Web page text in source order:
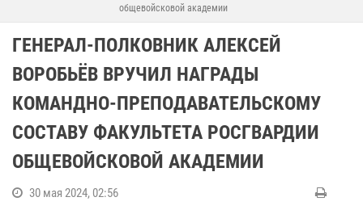
общевойсковой академии
ГЕНЕРАЛ-ПОЛКОВНИК АЛЕКСЕЙ
ВОРОБЬЁВ ВРУЧИЛ НАГРАДЫ
КОМАНДНО-ПРЕПОДАВАТЕЛЬСКОМУ
СОСТАВУ ФАКУЛЬТЕТА РОСГВАРДИИ
ОБЩЕВОЙСКОВОЙ АКАДЕМИИ
30 мая 2024, 02:56